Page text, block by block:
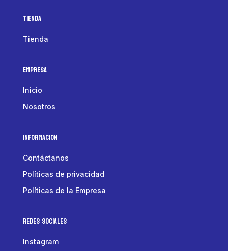
Tienda
Tienda
Empresa
Inicio
Nosotros
Informacion
Contáctanos
Políticas de privacidad
Políticas de la Empresa
Redes Sociales
Instagram